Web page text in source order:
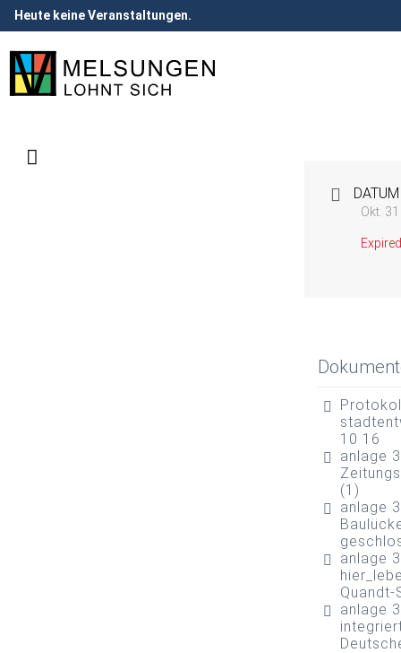
Heute keine Veranstaltungen.
DATUM
Okt.
10 16
anlage
(1)
anlage
anlage
anlage